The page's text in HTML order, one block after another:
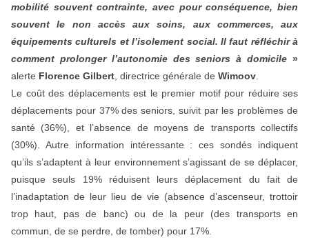
mobilité souvent contrainte, avec pour conséquence, bien
souvent le non accès aux soins, aux commerces, aux
équipements culturels et l’isolement social. Il faut réfléchir à
comment prolonger l’autonomie des seniors à domicile »
alerte Florence Gilbert , directrice générale de Wimoov
Le coût des déplacements est le premier motif pour réduire ses
déplacements pour 37% des seniors, suivit par les problèmes de
santé (36%), et l’absence de moyens de transports collectifs
(30%). Autre information intéressante : ces sondés indiquent
qu’ils s’adaptent à leur environnement s’agissant de se déplacer,
puisque seuls 19% réduisent leurs déplacement du fait de
l’inadaptation de leur lieu de vie (absence d’ascenseur, trottoir
trop haut, pas de banc) ou de la peur (des transports en
commun, de se perdre, de tomber) pour 17%.